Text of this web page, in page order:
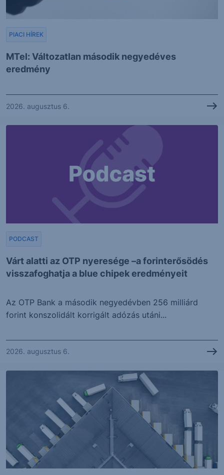
MTel: Változatlan második negyedéves
eredmény
PIACI HÍREK
2026. augusztus 6.
Várt alatti az OTP nyeresége –a forinterősödés
visszafoghatja a blue chipek eredményeit
PODCAST
Az OTP Bank a második negyedévben 256 milliárd
forint konszolidált korrigált adózás utáni...
2026. augusztus 6.